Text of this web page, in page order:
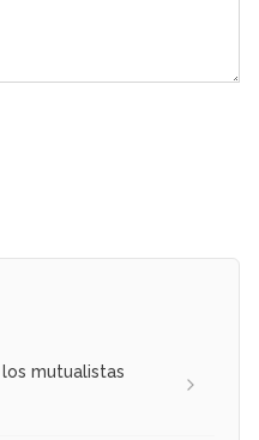
mutualistas